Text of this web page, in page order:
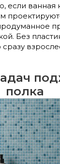
если ванная
Без
полка